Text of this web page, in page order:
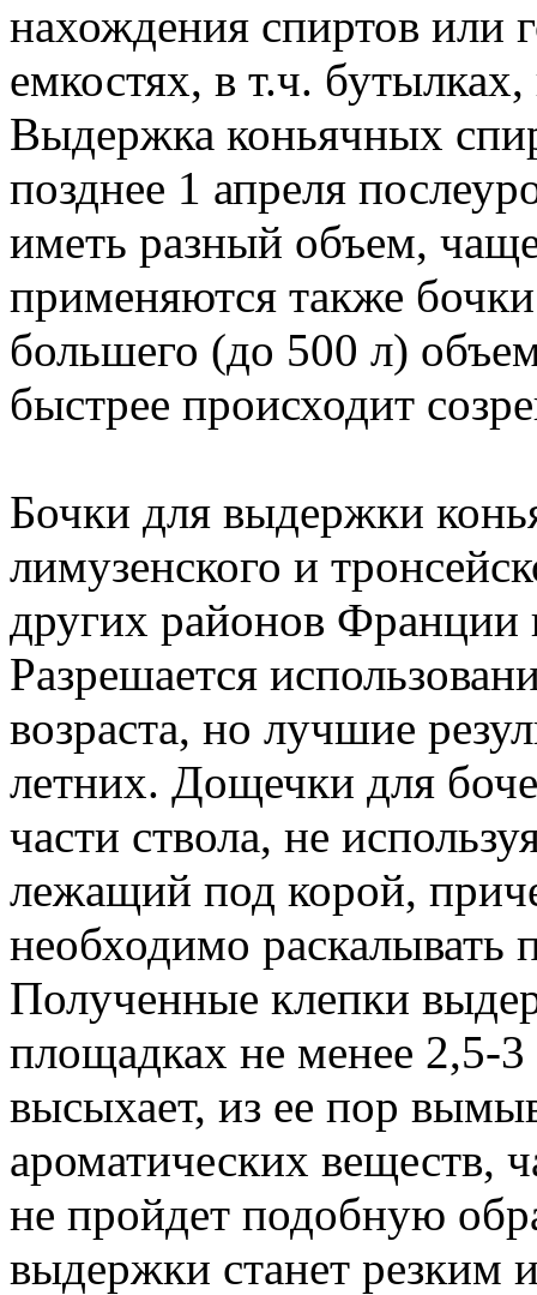
нахождения спиртов или
емкостях, в т.ч.
Выдержка коньячных
позднее 1 апреля
иметь разный объем,
применяются также
большего (до 500 л)
быстрее происходит
Бочки для выдержки
лимузенского и
других районов
Разрешается
возраста, но лучшие
летних. Дощечки для
части ствола, не
лежащий под корой,
необходимо раскалывать
Полученные клепки
площадках не менее 2,5-3
высыхает, из ее пор
ароматических веществ,
не пройдет подобную
выдержки станет резким